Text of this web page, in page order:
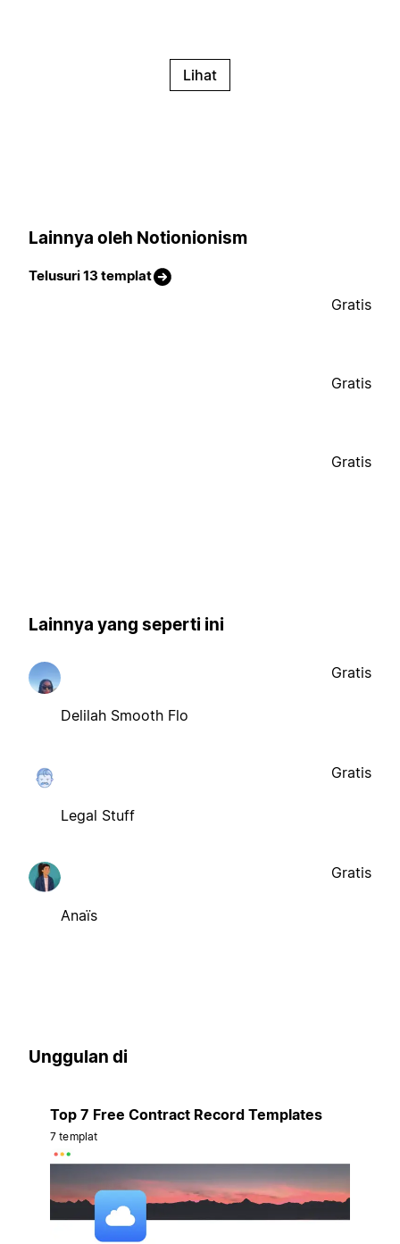
Lihat
Lainnya oleh Notionionism
Telusuri 13 templat
Gratis
Gratis
Gratis
Lainnya yang seperti ini
Delilah Smooth Flo
Gratis
Legal Stuff
Gratis
Anaïs
Gratis
Unggulan di
Top 7 Free Contract Record Templates
7 templat